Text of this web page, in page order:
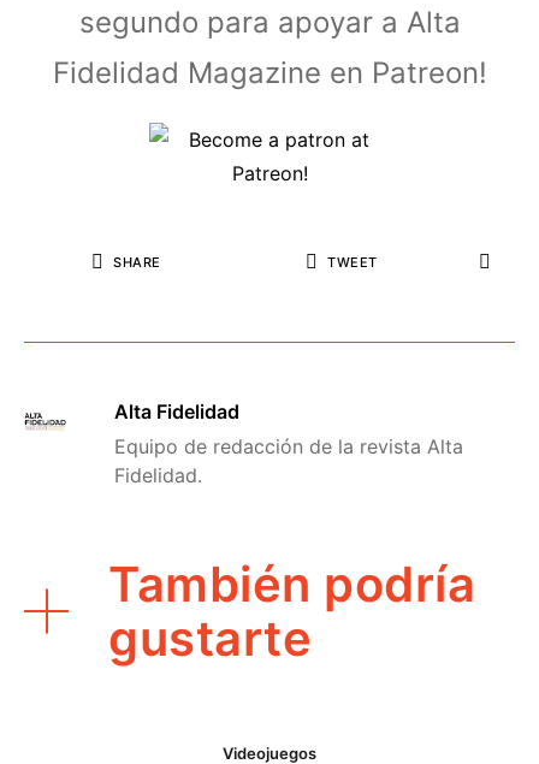
segundo para apoyar a Alta
Fidelidad Magazine en Patreon!
SHARE TWEET
Alta Fidelidad
Equipo de redacción de la revista Alta
Fidelidad.
También podría
gustarte
Videojuegos